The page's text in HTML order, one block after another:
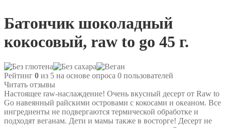
Батончик шоколадный
кокосовый, raw to go 45 г.
Рейтинг 0 из 5 на основе опроса 0 пользователей
Читать отзывы
Настоящее raw-наслаждение! Очень вкусный десерт от Raw to
Go навеянный райскими островами с кокосами и океаном. Все
ингредиенты не подвергаются термической обработке и
подходят веганам. Дети и мамы также в восторге! Десерт не